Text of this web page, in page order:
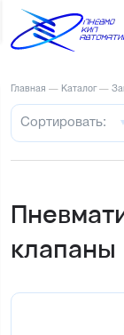
Главная — Каталог —
Сортировать:
клапаны